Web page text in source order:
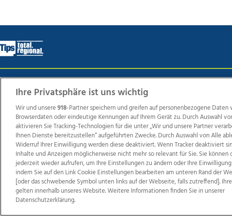
Wir über uns Mediadaten Kontakt
Weitere
TV1 di-mog-i.at OÖNow Ischler Woche Life Radio
Copyrights © 2026 Tips Zeitungs GmbH & Co KG
Ihre Privatsphäre ist uns wichtig
Wir und unsere918-Partner speichern und greifen auf personenbezogene Daten
Browserdaten oder eindeutige Kennungen auf Ihrem Gerät zu. Durch Auswahl
aktivieren Sie Tracking-Technologien für die unter „Wir und unsere Partner
Ihnen Dienste bereitzustellen“ aufgeführten Zwecke. Durch Auswahl von Alle
Widerruf Ihrer Einwilligung werden diese deaktiviert. Wenn Tracker deaktiviert
Inhalte und Anzeigen möglicherweise nicht mehr so relevant für Sie. Sie können
jederzeit wieder aufrufen, um Ihre Einstellungen zu ändern oder Ihre
indem Sie auf den Link Cookie Einstellungen bearbeiten am unteren Rand der
[oder das schwebende Symbol unten links auf der Webseite, falls zutreffend].
gelten innerhalb unseres Website. Weitere Informationen finden Sie in unserer
Datenschutzerklärung.